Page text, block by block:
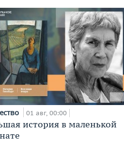
01 авг, 00:00
история в маленькой